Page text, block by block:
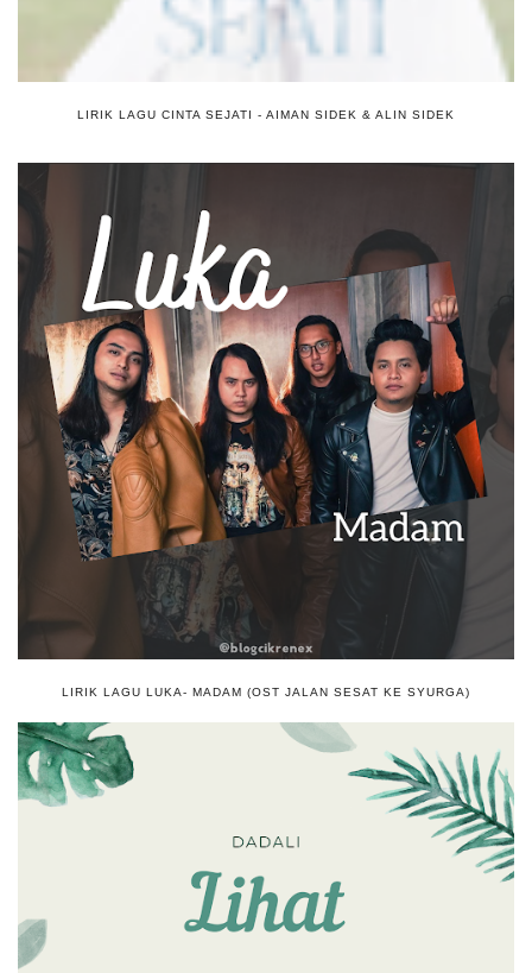
LIRIK LAGU CINTA SEJATI - AIMAN SIDEK & ALIN SIDEK
LIRIK LAGU LUKA- MADAM (OST JALAN SESAT KE SYURGA)